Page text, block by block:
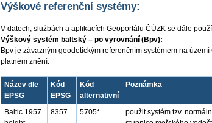
Výškové referenční systémy:
V datech, službách a aplikacích Geoportálu ČÚZK se dále
Výškový systém baltský – po vyrovnání (Bpv):
Bpv je závazným geodetickým referenčním systémem na
platném znění.
Název dle
EPSG
Kód
EPSG
Kód
alternativní
Poznámka
Baltic 1957
8357 5705*
použit systém tzv.